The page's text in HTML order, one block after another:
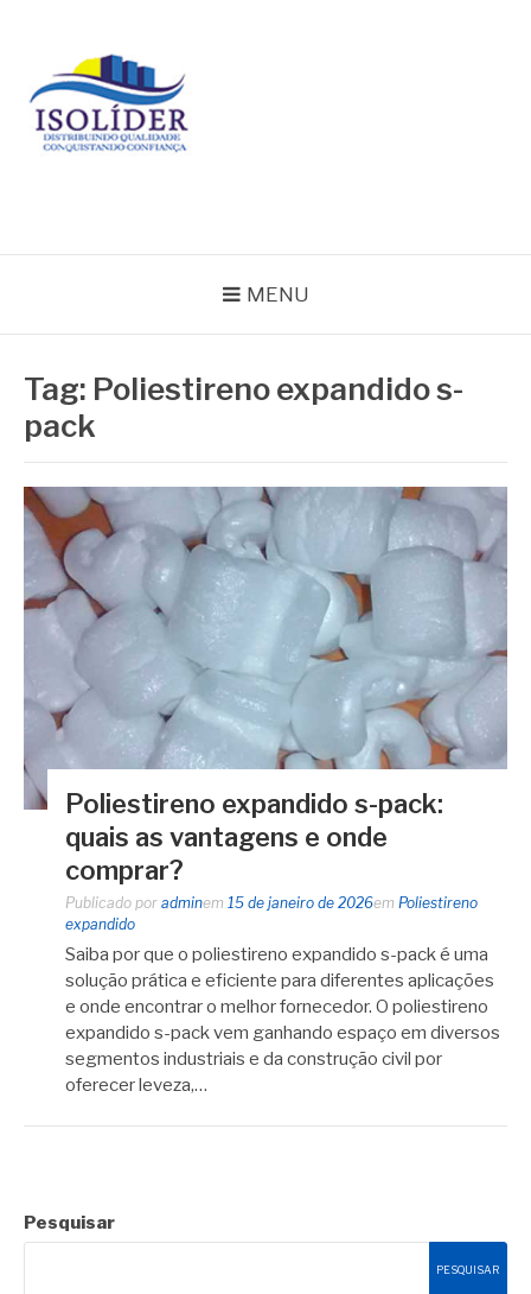
conteúdo
MENU
Tag: Poliestireno expandido s-
pack
Poliestireno expandido s-pack:
quais as vantagens e onde
comprar?
Publicado por adminem 15 de janeiro de 2026em Poliestireno
expandido
Saiba por que o poliestireno expandido s-pack é uma
solução prática e eficiente para diferentes aplicações
e onde encontrar o melhor fornecedor. O poliestireno
expandido s-pack vem ganhando espaço em diversos
segmentos industriais e da construção civil por
oferecer leveza,…
Pesquisar
PESQUISAR